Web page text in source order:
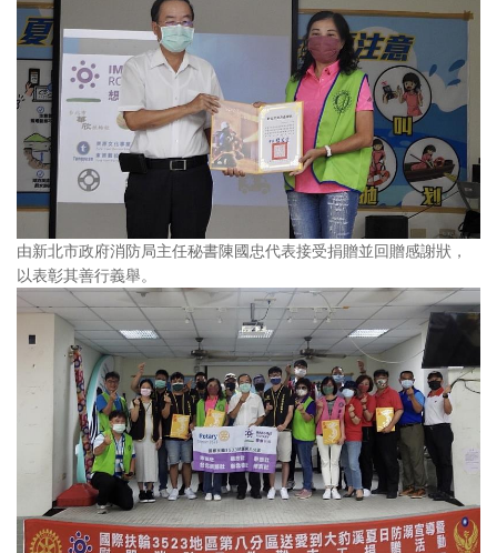
由新北市政府消防局主任秘書陳國忠代表接受捐贈並回贈感謝狀，
以表彰其善行義舉。